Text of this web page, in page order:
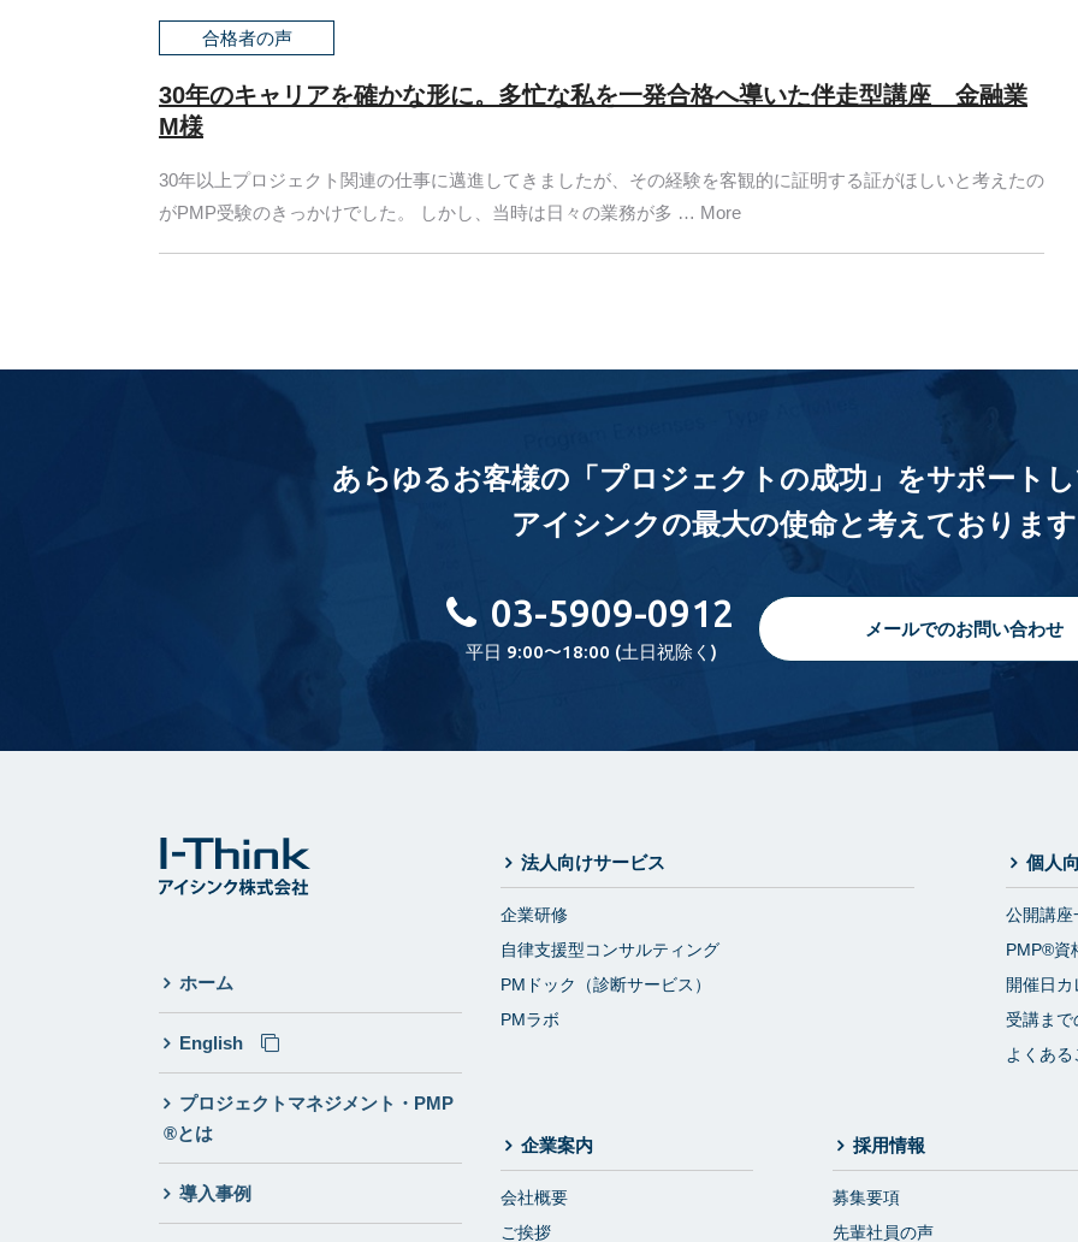
合格者の声
30年のキャリアを確かな形に。多忙な私を一発合格へ導いた伴走型講座 金融業
M様
30年以上プロジェクト関連の仕事に邁進してきましたが、その経験を客観的に証明する証がほしいと考えたの
がPMP受験のきっかけでした。 しかし、当時は日々の業務が多 … More
あらゆるお客様の「プロジェクトの成功」をサポート
アイシンクの最大の使命と考えておりま
03-5909-0912
平日 9:00〜18:00 (土日祝除く)
メールでのお問い合わせ
ホーム
English
プロジェクトマネジメント・PMP
®とは
導入事例
法人向けサービス
企業研修
自律支援型コンサルティング
PMドック（診断サービス）
PMラボ
個人
公開講座
PMP®資
開催日
受講まで
よくあ
企業案内
会社概要
ご挨拶
採用情報
募集要項
先輩社員の声